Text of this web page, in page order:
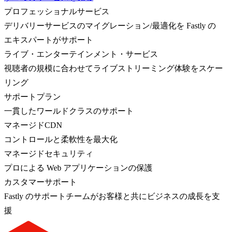
プロフェッショナルサービス
デリバリーサービスのマイグレーション/最適化を Fastly の
エキスパートがサポート
ライブ・エンターテインメント・サービス
視聴者の規模に合わせてライブストリーミング体験をスケー
リング
サポートプラン
一貫したワールドクラスのサポート
マネージドCDN
コントロールと柔軟性を最大化
マネージドセキュリティ
プロによる Web アプリケーションの保護
カスタマーサポート
Fastly のサポートチームがお客様と共にビジネスの成長を支
援